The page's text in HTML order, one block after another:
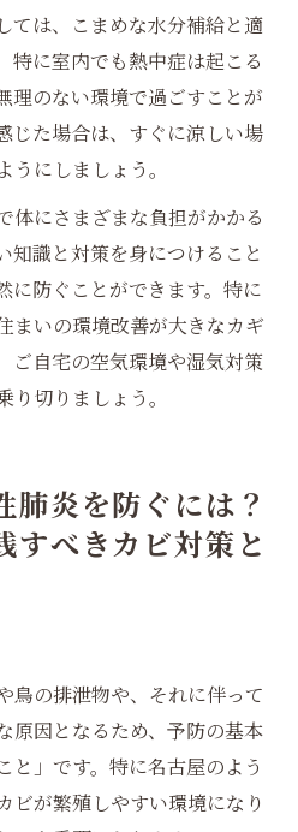
ては、こまめな水分補給と適
特に室内でも熱中症は起こる
理のない環境で過ごすことが
じた場合は、すぐに涼しい場
にしましょう。
体にさまざまな負担がかかる
知識と対策を身につけること
に防ぐことができます。特に
まいの環境改善が大きなカギ
ご自宅の空気環境や湿気対策
切りましょう。
肺炎を防ぐには？
すべきカビ対策と
鳥の排泄物や、それに伴って
原因となるため、予防の基本
と」です。特に名古屋のよう
ビが繁殖しやすい環境になり